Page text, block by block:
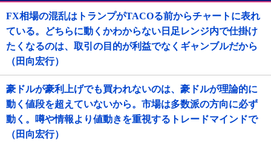
FX相場の混乱はトランプがTACOる前からチャートに表れ
ている。どちらに動くかわからない日足レンジ内で仕掛け
たくなるのは、取引の目的が利益でなくギャンブルだから
（田向宏行）
豪ドルが豪利上げでも買われないのは、豪ドルが理論的に
動く値段を超えていないから。市場は多数派の方向に必ず
動く。噂や情報より値動きを重視するトレードマインドで
（田向宏行）